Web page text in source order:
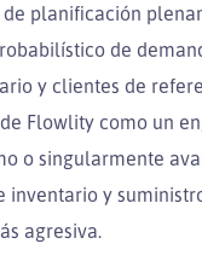
planificación
de
y clientes de
Flowlity como un
o singularmente
y
agresiva.